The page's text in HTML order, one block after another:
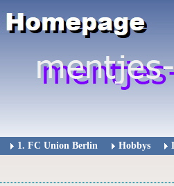
1. FC Union Berlin Hobbys